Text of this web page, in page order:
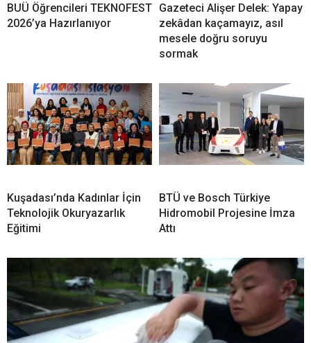
BUÜ Öğrencileri TEKNOFEST
2026’ya Hazırlanıyor
Gazeteci Alişer Delek: Yapay
zekâdan kaçamayız, asıl
mesele doğru soruyu
sormak
Kuşadası’nda Kadınlar İçin
Teknolojik Okuryazarlık
Eğitimi
BTÜ ve Bosch Türkiye
Hidromobil Projesine İmza
Attı